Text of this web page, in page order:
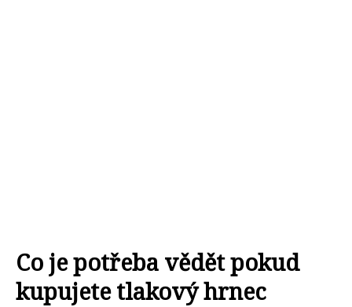
Co je potřeba vědět pokud
kupujete tlakový hrnec